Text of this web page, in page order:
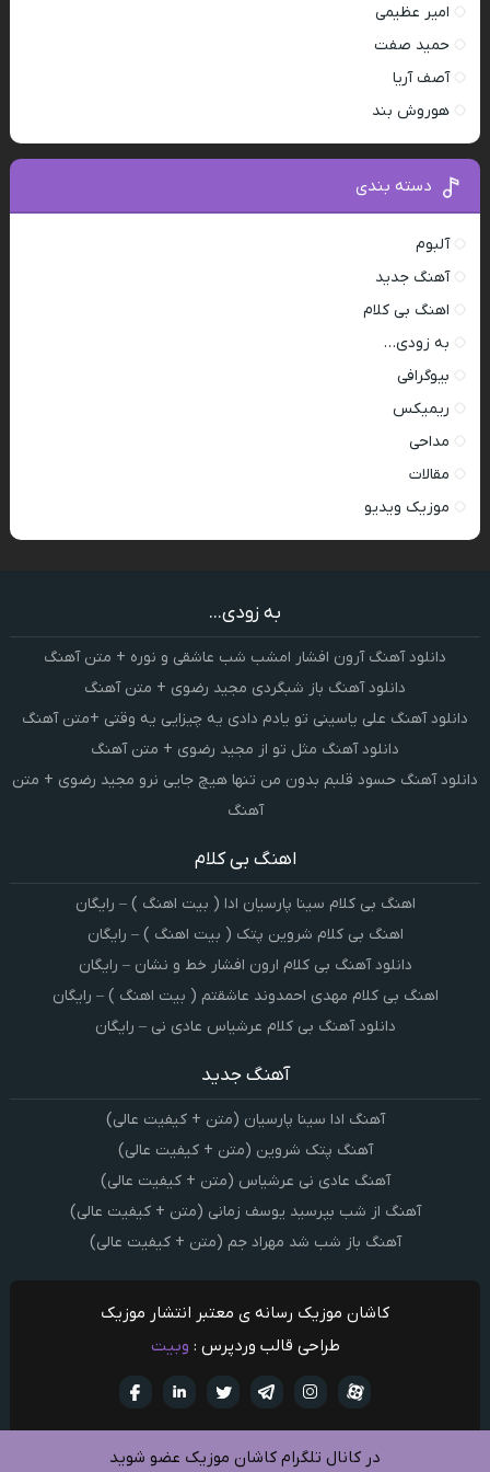
امیر عظیمی
حمید صفت
آصف آریا
هوروش بند
دسته بندی
آلبوم
آهنگ جدید
اهنگ بی کلام
به زودی…
بیوگرافی
ریمیکس
مداحی
مقالات
موزیک ویدیو
به زودی...
دانلود آهنگ آرون افشار امشب شب عاشقی و نوره + متن آهنگ
دانلود آهنگ باز شبگردی مجید رضوی + متن آهنگ
دانلود آهنگ علی یاسینی تو یادم دادی یه چیزایی یه وقتی +متن آهنگ
دانلود آهنگ مثل تو از مجید رضوی + متن آهنگ
دانلود آهنگ حسود قلبم بدون من تنها هیچ جایی نرو مجید رضوی + متن
آهنگ
اهنگ بی کلام
اهنگ بی کلام سینا پارسیان ادا ( بیت اهنگ ) – رایگان
اهنگ بی کلام شروین پتک ( بیت اهنگ ) – رایگان
دانلود آهنگ بی کلام ارون افشار خط و نشان – رایگان
اهنگ بی کلام مهدی احمدوند عاشقتم ( بیت اهنگ ) – رایگان
دانلود آهنگ بی کلام عرشیاس عادی نی – رایگان
آهنگ جدید
آهنگ ادا سینا پارسیان (متن + کیفیت عالی)
آهنگ پتک شروین (متن + کیفیت عالی)
آهنگ عادی نی عرشیاس (متن + کیفیت عالی)
آهنگ از شب بپرسید یوسف زمانی (متن + کیفیت عالی)
آهنگ باز شب شد مهراد جم (متن + کیفیت عالی)
کاشان موزیک رسانه ی معتبر انتشار موزیک
طراحی قالب وردپرس : وبیت
تويتر تلگرام
اینستاگرام آپارات
در کانال تلگرام کاشان موزیک عضو شوید